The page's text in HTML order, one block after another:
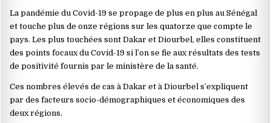
La pandémie du Covid-19 se propage de plus en plus au Sénégal
et touche plus de onze régions sur les quatorze que compte le
pays. Les plus touchées sont Dakar et Diourbel, elles constituent
des points focaux du Covid-19 si l’on se fie aux résultats des tests
de positivité fournis par le ministère de la santé.
Ces nombres élevés de cas à Dakar et à Diourbel s’expliquent
par des facteurs socio-démographiques et économiques des
deux régions.